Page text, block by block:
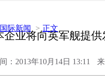
国际新闻 > 正文
企业将向英军舰提
：2013年10月14日 13:11